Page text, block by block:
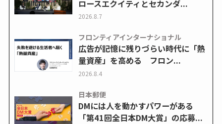
ロースエクイティとセカンダ...
2026.8.7
フロンティアインターナショナル
広告が記憶に残りづらい時代に「熱
量資産」を高める フロン...
2026.8.4
日本郵便
DMには人を動かすパワーがある
「第41回全日本DM大賞」の応募...